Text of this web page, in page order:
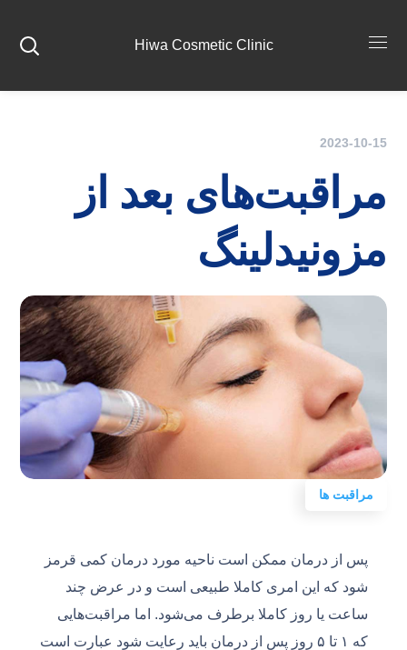
Hiwa Cosmetic Clinic
2023-10-15
مراقبت‌های بعد از
مزونیدلینگ
مراقبت ها
پس از درمان ممکن است ناحیه مورد درمان کمی قرمز
شود که این امری کاملا طبیعی است و در عرض چند
ساعت یا روز کاملا برطرف می‌شود. اما مراقبت‌هایی
که ۱ تا ۵ روز پس از درمان باید رعایت شود عبارت است